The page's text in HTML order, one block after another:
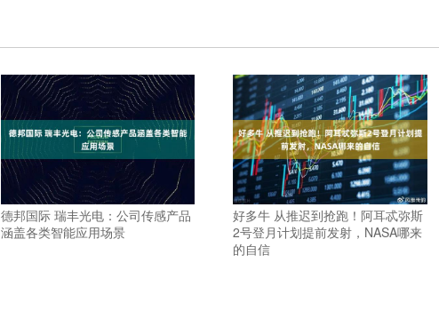
德邦国际 瑞丰光电：公司传感产品
涵盖各类智能应用场景
好多牛 从推迟到抢跑！阿耳忒弥斯
2号登月计划提前发射，NASA哪来
的自信